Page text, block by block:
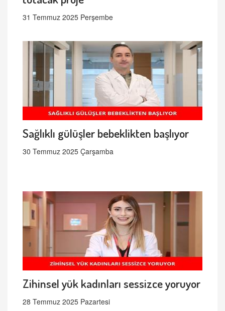
31 Temmuz 2025 Perşembe
Sağlıklı gülüşler bebeklikten başlıyor
30 Temmuz 2025 Çarşamba
Zihinsel yük kadınları sessizce yoruyor
28 Temmuz 2025 Pazartesi